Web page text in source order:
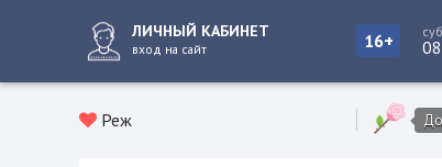
ЛИЧНЫЙ КАБИНЕТ
вход на сайт 16+
Реж